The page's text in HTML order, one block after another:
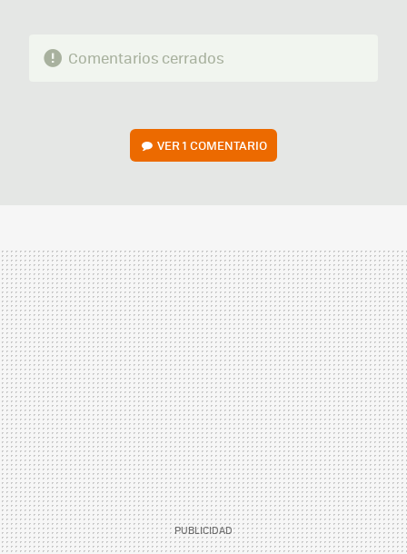
Comentarios cerrados
VER1 COMENTARIO